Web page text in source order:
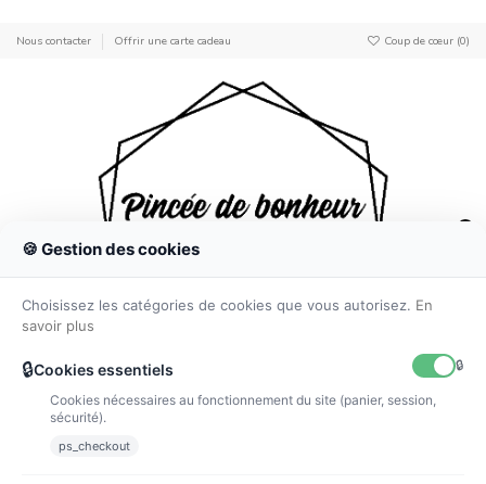
Nous contacter Offrir une carte cadeau Coup de cœur (0)
🍪 Gestion des cookies
Choisissez les catégories de cookies que vous autorisez. En
savoir plus
🔒Cookies essentiels 🔒
Cookies nécessaires au fonctionnement du site (panier, session,
sécurité).
ps_checkout